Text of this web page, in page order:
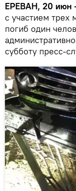
ЕРЕВАН, 20 июн
с участием трех
погиб один
субботу пресс-